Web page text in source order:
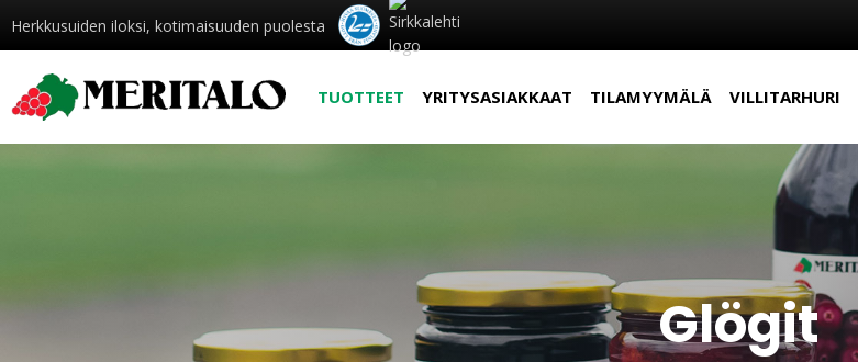
Herkkusuiden iloksi, kotimaisuuden puolesta
TUOTTEET YRITYSASIAKKAAT TILAMYYMÄLÄ VILLITARHURI
Glögit